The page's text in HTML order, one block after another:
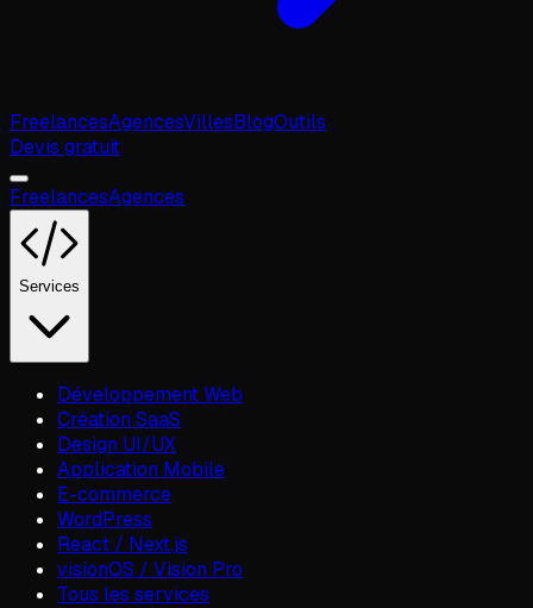
FreelancesAgencesVillesBlogOutils
Devis gratuit
FreelancesAgences
Services
Développement Web
Création SaaS
Design UI/UX
Application Mobile
E-commerce
WordPress
React / Next.js
visionOS / Vision Pro
Tous les services